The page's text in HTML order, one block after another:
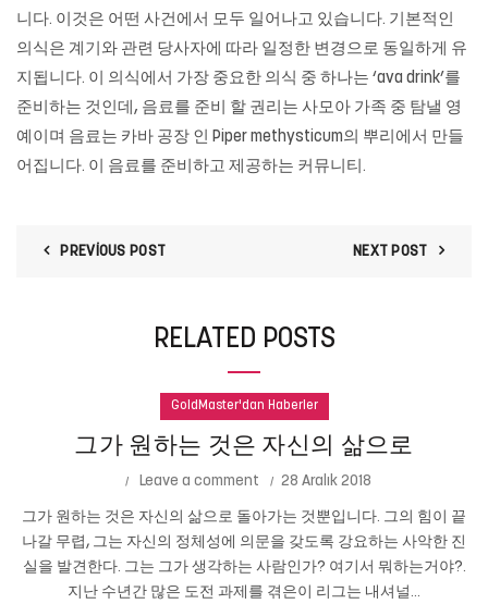
니다. 이것은 어떤 사건에서 모두 일어나고 있습니다. 기본적인
의식은 계기와 관련 당사자에 따라 일정한 변경으로 동일하게 유
지됩니다. 이 의식에서 가장 중요한 의식 중 하나는 ‘ava drink’를
준비하는 것인데, 음료를 준비 할 권리는 사모아 가족 중 탐낼 영
예이며 음료는 카바 공장 인 Piper methysticum의 뿌리에서 만들
어집니다. 이 음료를 준비하고 제공하는 커뮤니티.
PREVIOUS POST NEXT POST
RELATED POSTS
GoldMaster'dan Haberler
그가 원하는 것은 자신의 삶으로
Leave a comment 28 Aralık 2018
그가 원하는 것은 자신의 삶으로 돌아가는 것뿐입니다. 그의 힘이 끝
나갈 무렵, 그는 자신의 정체성에 의문을 갖도록 강요하는 사악한 진
실을 발견한다. 그는 그가 생각하는 사람인가? 여기서 뭐하는거야?.
지난 수년간 많은 도전 과제를 겪은이 리그는 내셔널...